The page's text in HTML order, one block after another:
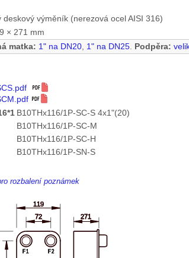
deskový výměník (nerezová ocel AISI 316)
× 271 mm
matka: 1" na DN20 1" na DN25 Podpěra:
B10THx116/1P-SC-S 4x1"(20)
B10THx116/1P-SC-M
B10THx116/1P-SC-H
B10THx116/1P-SN-S
rozbalení poznámek